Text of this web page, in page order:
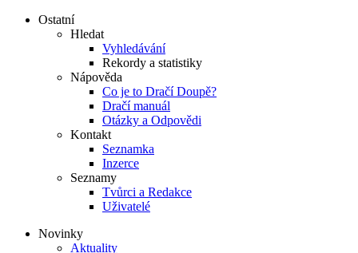
Ostatní
Hledat
Vyhledávání
Rekordy a statistiky
Nápověda
Co je to Dračí Doupě?
Dračí manuál
Otázky a Odpovědi
Kontakt
Seznamka
Inzerce
Seznamy
Tvůrci a Redakce
Uživatelé
Novinky
Aktuality